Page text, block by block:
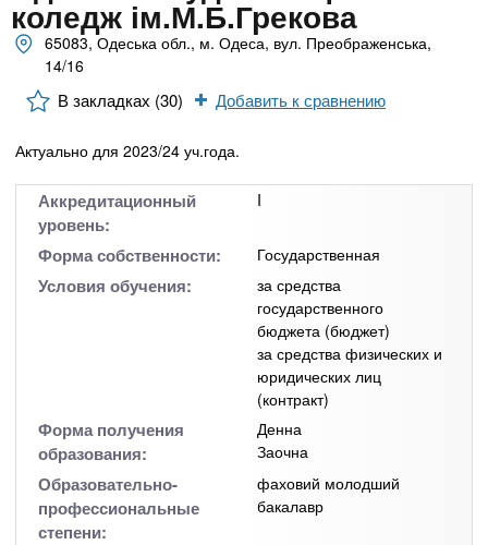
n
t
s
.
n
o
х
з
За рубежом
коледж ім.М.Б.Грекова
65083, Одеська обл., м. Одеса, вул. Преображенська,
14/16
В закладках (30) Добавить к сравнению
Актуально для 2023/24 уч.года.
Аккредитационный
уровень:
I
Форма собственности: Государственная
Условия обучения:
за средства
государственного
бюджета (бюджет)
за средства физических и
юридических лиц
(контракт)
Форма получения
образования:
Денна
Заочна
Образовательно-
профессиональные
степени:
фаховий молодший
бакалавр